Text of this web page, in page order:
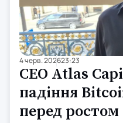
4 черв. 202623:23
CEO Atlas
падіння
перед ростом